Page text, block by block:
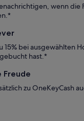
wenn die
15% bei ausgewählten
hast.*
Freude
zu OneKeyCash